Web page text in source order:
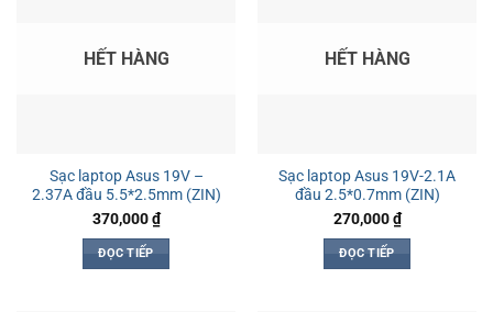
HẾT HÀNG
Sạc laptop Asus 19V –
2.37A đầu 5.5*2.5mm (ZIN)
370,000₫
ĐỌC TIẾP
HẾT HÀNG
Sạc laptop Asus 19V-2.1A
đầu 2.5*0.7mm (ZIN)
270,000₫
ĐỌC TIẾP